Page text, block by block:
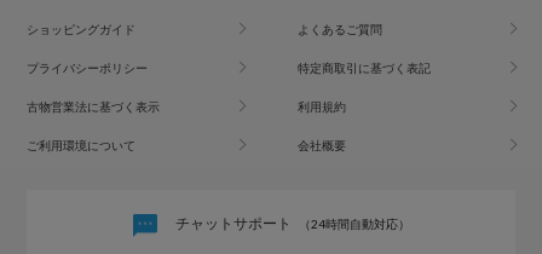
ショッピングガイド よくあるご質問
プライバシーポリシー 特定商取引に基づく表記
古物営業法に基づく表示 利用規約
ご利用環境について 会社概要
チャットサポート （24時間自動対応）